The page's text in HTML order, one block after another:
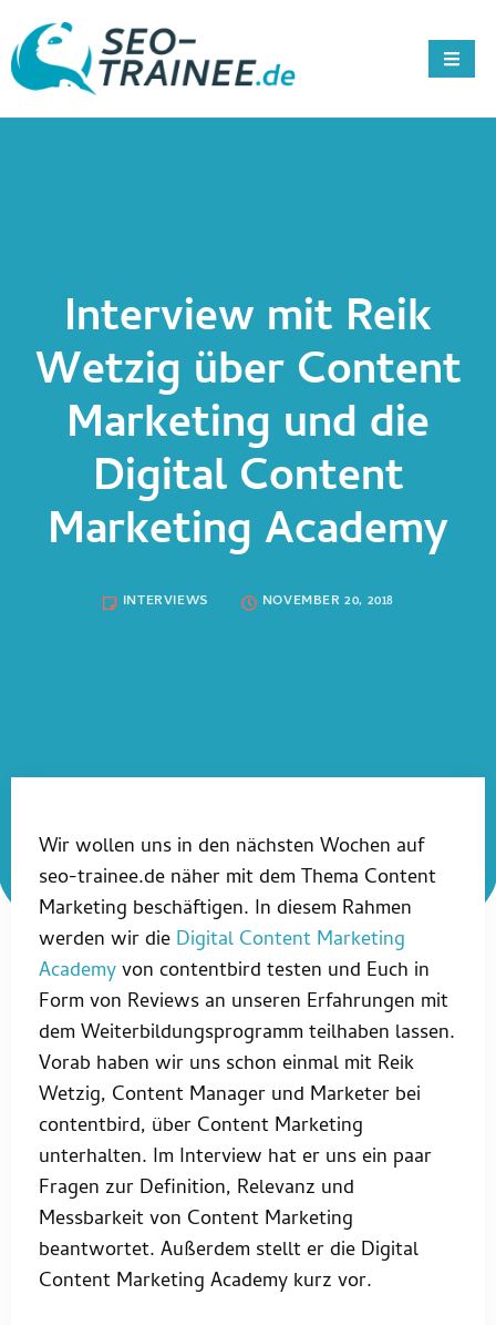
Interview mit Reik
Wetzig über Content
Marketing und die
Digital Content
Marketing Academy
INTERVIEWS NOVEMBER 20, 2018
Wir wollen uns in den nächsten Wochen auf
seo-trainee.de näher mit dem Thema Content
Marketing beschäftigen. In diesem Rahmen
werden wir die Digital Content Marketing
Academyvon contentbird testen und Euch in
Form von Reviews an unseren Erfahrungen mit
dem Weiterbildungsprogramm teilhaben lassen.
Vorab haben wir uns schon einmal mit Reik
Wetzig, Content Manager und Marketer bei
contentbird, über Content Marketing
unterhalten. Im Interview hat er uns ein paar
Fragen zur Definition, Relevanz und
Messbarkeit von Content Marketing
beantwortet. Außerdem stellt er die Digital
Content Marketing Academy kurz vor.